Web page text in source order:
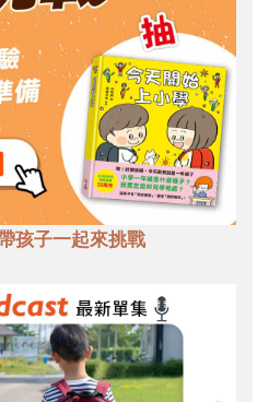
孩子一起來挑戰